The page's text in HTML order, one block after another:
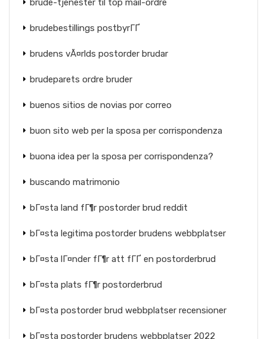
brude-tjenester til top mail-ordre
brudebestillings postbyrГҐ
brudens vÃ¤rlds postorder brudar
brudeparets ordre bruder
buenos sitios de novias por correo
buon sito web per la sposa per corrispondenza
buona idea per la sposa per corrispondenza?
buscando matrimonio
bГ¤sta land fГ¶r postorder brud reddit
bГ¤sta legitima postorder brudens webbplatser
bГ¤sta lГ¤nder fГ¶r att fГҐ en postorderbrud
bГ¤sta plats fГ¶r postorderbrud
bГ¤sta postorder brud webbplatser recensioner
bГ¤sta postorder brudens webbplatser 2022